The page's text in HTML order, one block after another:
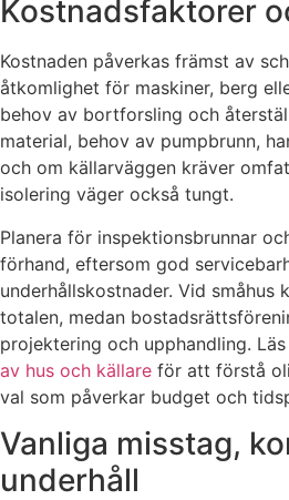
Kostnadsfaktorer
Kostnaden påverkas främst av
åtkomlighet för maskiner, berg
behov av bortforsling och
material, behov av pumpbrunn,
och om källarväggen kräver
isolering väger också tungt.
Planera för inspektionsbrunnar
förhand, eftersom god
underhållskostnader. Vid småhus
totalen, medan
projektering och upphandling. Läs
av hus och källare för att förstå
val som påverkar budget och
Vanliga misstag,
underhåll